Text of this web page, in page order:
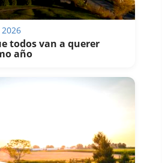
2026
todos van a querer
año